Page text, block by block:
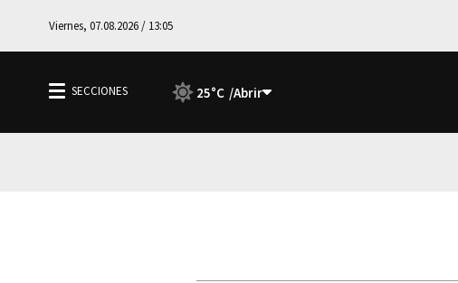
Viernes, 07.08.2026 / 13:05
25°C